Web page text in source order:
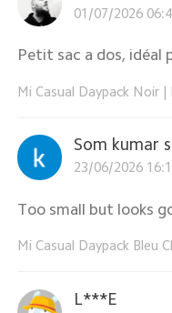
01/07/2026
Petit sac a dos, idéal
Mi Casual Daypack Noir|
Som kumar
23/06/2026
Too small but looks
Mi Casual Daypack Bleu
L***E